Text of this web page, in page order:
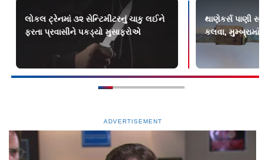
લોકલ ટ્રેનમાં ૩૨ સેન્ટિમીટરનું ચાકુ લઈને
ફરતા પ્રવાસીને પકડ્યો મુસાફરોએ
થાણેકર્સ પાણી
કલવા, મુમ્બ્રામાં
ADVERTISEMENT